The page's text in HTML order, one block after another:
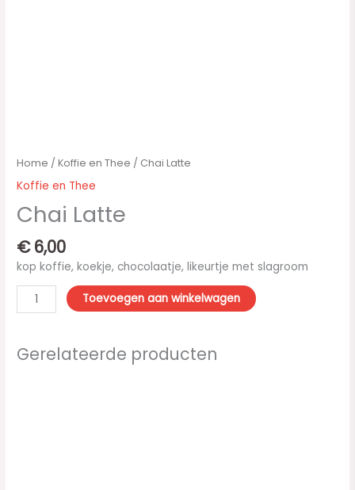
Home /Koffie en Thee / Chai Latte
Koffie en Thee
Chai Latte
€6,00
kop koffie, koekje, chocolaatje, likeurtje met slagroom
Toevoegen aan winkelwagen
Gerelateerde producten